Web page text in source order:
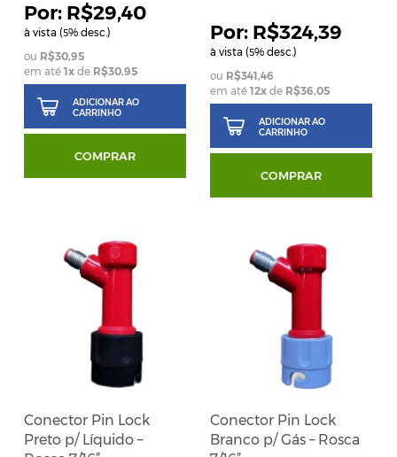
R$29,40
à vista (5% desc.)
R$30,95
em até1x de R$30,95
ADICIONAR AO
CARRINHO
COMPRAR
R$324,39
à vista (5% desc.)
R$341,46
em até 12xde R$36,05
ADICIONAR AO
CARRINHO
COMPRAR
Conector Pin Lock
Preto p/ Líquido –
Conector Pin Lock
Branco p/ Gás – Rosca